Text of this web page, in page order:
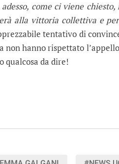
come ci viene
alla vittoria collettiva e
tentativo di
non hanno rispettato
qualcosa da dire!